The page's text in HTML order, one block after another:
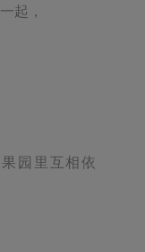
起，
园里互相依